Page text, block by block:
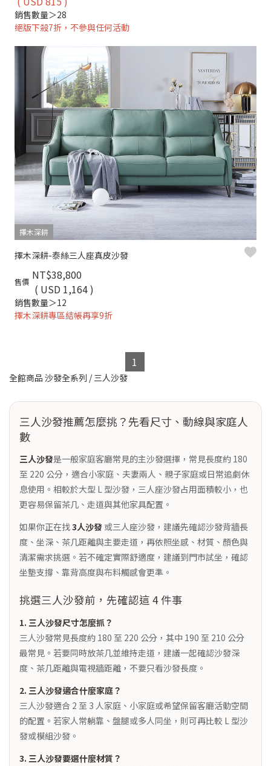
銷售數量＞28
絕版下殺7折，不參與任何活動
擇木深耕
擇木深耕-泰絲三人座真皮沙發
售價 NT$38,800
( USD 1,164 )
銷售數量＞12
擇木深耕專區結帳再享9折
1
全館商品 沙發全系列 /三人沙發
三人沙發推薦怎麼挑？先看尺寸、動線與家庭人
數
三人沙發是一般家庭客廳常見的主沙發選擇，常見長度約 180
至 220 公分，適合小家庭、夫妻兩人、親子家庭或日常追劇休
息使用。相較於大型 L 型沙發，三人座沙發占用面積較小，也
更容易保留茶几、走道與其他家具配置。
如果你正在找3人沙發 或三人座沙發，建議先確認沙發背牆長
度、坐深、茶几距離與主要走道，再依照坐感、材質、顏色與
清潔需求挑選。若不確定實際舒適度，建議到門市試坐，確認
坐墊支撐、靠背高度與布料觸感會更準。
挑選三人沙發前，先確認這 4 件事
1. 三人沙發尺寸怎麼抓？
三人沙發常見長度約 180 至 220 公分，其中 190 至 210 公分
最常見。若要同時放茶几並維持走道，建議一起確認沙發深
度、茶几距離與電視牆距離，不要只看沙發長度。
2. 三人沙發適合什麼家庭？
三人沙發適合 2 至 3 人家庭、小家庭或希望保留客廳活動空間
的配置。若家人常躺靠、盤腿或多人同坐，則可再比較 L 型沙
發或模組沙發。
3. 三人沙發要選什麼材質？